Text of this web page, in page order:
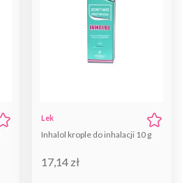
Lek
Inhalol krople do inhalacji 10 g
17,14 zł